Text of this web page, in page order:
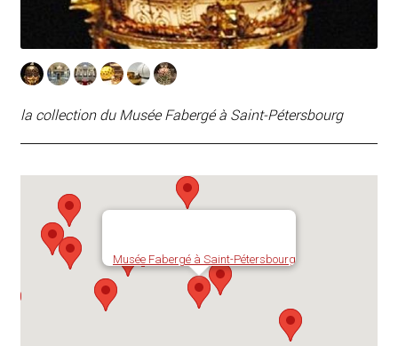
la collection du Musée Fabergé à Saint-Pétersbourg
Musée Fabergé à Saint-Pétersbourg